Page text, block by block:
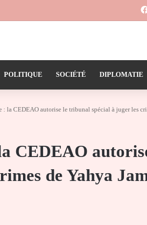
POLITIQUE SOCIÉTÉ DIPLOMATIE
: la CEDEAO autorise le tribunal spécial à juger les
CEDEAO
de Yahya